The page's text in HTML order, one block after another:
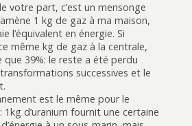
votre part, c’est un mensonge
1 kg de gaz à ma maison,
l’équivalent en énergie. Si
même kg de gaz à la centrale,
que 39%: le reste a été perdu
successives et le
est le même pour le
1kg d’uranium fournit une certaine